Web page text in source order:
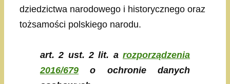
dziedzictwa narodowego i historycznego oraz
tożsamości polskiego narodu.
art. 2 ust. 2 lit. a rozporządzenia
2016/679 o ochronie danych